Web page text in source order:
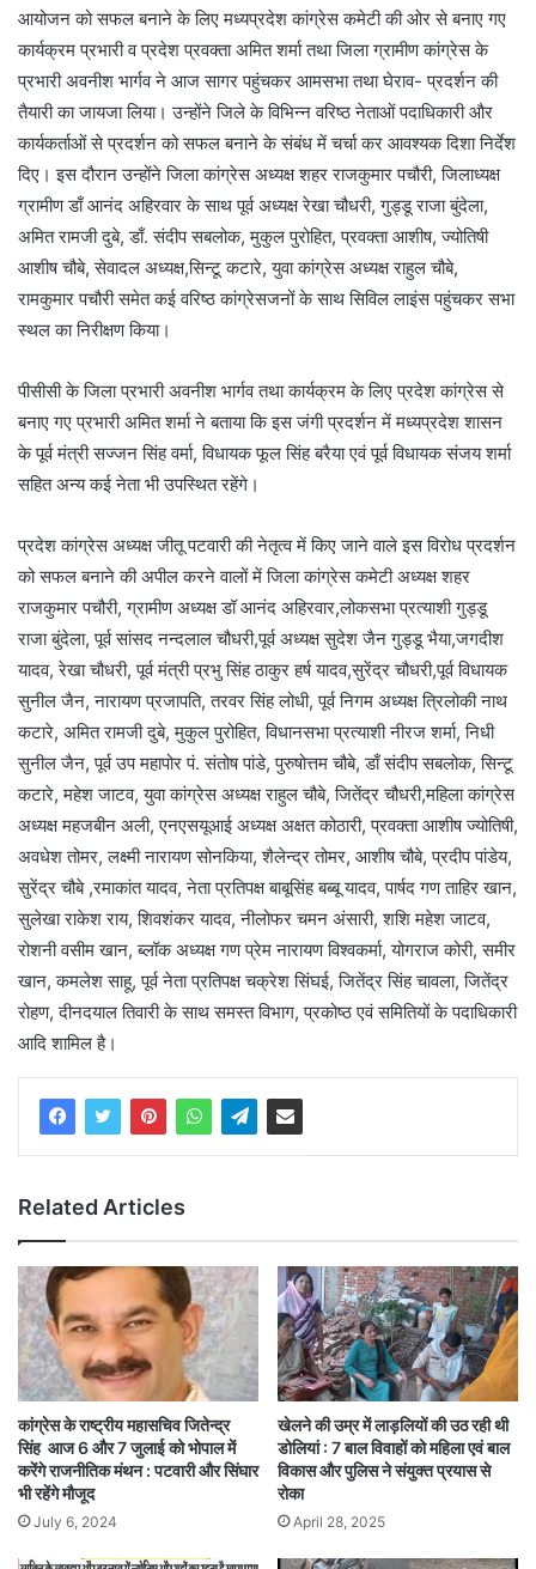
आयोजन को सफल बनाने के लिए मध्यप्रदेश कांग्रेस कमेटी की ओर से बनाए गए
कार्यक्रम प्रभारी व प्रदेश प्रवक्ता अमित शर्मा तथा जिला ग्रामीण कांग्रेस के
प्रभारी अवनीश भार्गव ने आज सागर पहुंचकर आमसभा तथा घेराव- प्रदर्शन की
तैयारी का जायजा लिया। उन्होंने जिले के विभिन्न वरिष्ठ नेताओं पदाधिकारी और
कार्यकर्ताओं से प्रदर्शन को सफल बनाने के संबंध में चर्चा कर आवश्यक दिशा निर्देश
दिए। इस दौरान उन्होंने जिला कांग्रेस अध्यक्ष शहर राजकुमार पचौरी, जिलाध्यक्ष
ग्रामीण डाँ आनंद अहिरवार के साथ पूर्व अध्यक्ष रेखा चौधरी, गुड्डू राजा बुंदेला,
अमित रामजी दुबे, डाँ. संदीप सबलोक, मुकुल पुरोहित, प्रवक्ता आशीष, ज्योतिषी
आशीष चौबे, सेवादल अध्यक्ष,सिन्टू कटारे, युवा कांग्रेस अध्यक्ष राहुल चौबे,
रामकुमार पचौरी समेत कई वरिष्ठ कांग्रेसजनों के साथ सिविल लाइंस पहुंचकर सभा
स्थल का निरीक्षण किया।
पीसीसी के जिला प्रभारी अवनीश भार्गव तथा कार्यक्रम के लिए प्रदेश कांग्रेस से
बनाए गए प्रभारी अमित शर्मा ने बताया कि इस जंगी प्रदर्शन में मध्यप्रदेश शासन
के पूर्व मंत्री सज्जन सिंह वर्मा, विधायक फूल सिंह बरैया एवं पूर्व विधायक संजय शर्मा
सहित अन्य कई नेता भी उपस्थित रहेंगे।
प्रदेश कांग्रेस अध्यक्ष जीतू पटवारी की नेतृत्व में किए जाने वाले इस विरोध प्रदर्शन
को सफल बनाने की अपील करने वालों में जिला कांग्रेस कमेटी अध्यक्ष शहर
राजकुमार पचौरी, ग्रामीण अध्यक्ष डॉ आनंद अहिरवार,लोकसभा प्रत्याशी गुड्डू
राजा बुंदेला, पूर्व सांसद नन्दलाल चौधरी,पूर्व अध्यक्ष सुदेश जैन गुड्डू भैया,जगदीश
यादव, रेखा चौधरी, पूर्व मंत्री प्रभु सिंह ठाकुर हर्ष यादव,सुरेंद्र चौधरी,पूर्व विधायक
सुनील जैन, नारायण प्रजापति, तरवर सिंह लोधी, पूर्व निगम अध्यक्ष त्रिलोकी नाथ
कटारे, अमित रामजी दुबे, मुकुल पुरोहित, विधानसभा प्रत्याशी नीरज शर्मा, निधी
सुनील जैन, पूर्व उप महापोर पं. संतोष पांडे, पुरुषोत्तम चौबे, डाँ संदीप सबलोक, सिन्टू
कटारे, महेश जाटव, युवा कांग्रेस अध्यक्ष राहुल चौबे, जितेंद्र चौधरी,महिला कांग्रेस
अध्यक्ष महजबीन अली, एनएसयूआई अध्यक्ष अक्षत कोठारी, प्रवक्ता आशीष ज्योतिषी,
अवधेश तोमर, लक्ष्मी नारायण सोनकिया, शैलेन्द्र तोमर, आशीष चौबे, प्रदीप पांडेय,
सुरेंद्र चौबे ,रमाकांत यादव, नेता प्रतिपक्ष बाबूसिंह बब्बू यादव, पार्षद गण ताहिर खान,
सुलेखा राकेश राय, शिवशंकर यादव, नीलोफर चमन अंसारी, शशि महेश जाटव,
रोशनी वसीम खान, ब्लॉक अध्यक्ष गण प्रेम नारायण विश्वकर्मा, योगराज कोरी, समीर
खान, कमलेश साहू, पूर्व नेता प्रतिपक्ष चक्रेश सिंघई, जितेंद्र सिंह चावला, जितेंद्र
रोहण, दीनदयाल तिवारी के साथ समस्त विभाग, प्रकोष्ठ एवं समितियों के पदाधिकारी
आदि शामिल है।
Related Articles
कांग्रेस के राष्ट्रीय महासचिव जितेन्द्र
सिंह आज 6 और 7 जुलाई को भोपाल में
करेंगे राजनीतिक मंथन : पटवारी और सिंघार
भी रहेंगे मौजूद
July 6, 2024
खेलने की उम्र में लाड़लियों की उठ रही थी
डोलियां : 7 बाल विवाहों को महिला एवं बाल
विकास और पुलिस ने संयुक्त प्रयास से
रोका
April 28, 2025